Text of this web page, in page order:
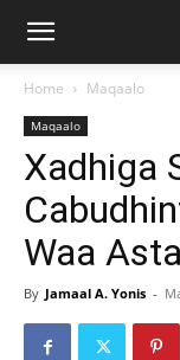
Home Maqaalo
Maqaalo
Xadhiga
Waa
By Jamaal A. Yonis -